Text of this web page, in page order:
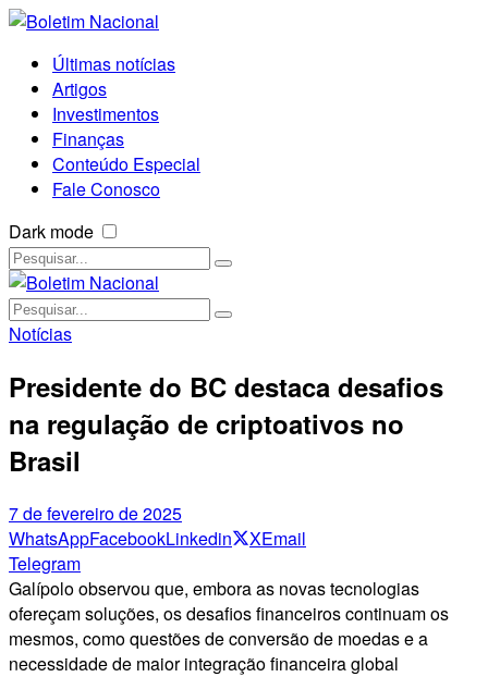
Últimas notícias
Artigos
Investimentos
Finanças
Conteúdo Especial
Fale Conosco
Dark mode
Notícias
Presidente do BC destaca desafios
na regulação de criptoativos no
Brasil
7 de fevereiro de 2025
WhatsAppFacebookLinkedin XEmail
Telegram
Galípolo observou que, embora as novas tecnologias
ofereçam soluções, os desafios financeiros continuam os
mesmos, como questões de conversão de moedas e a
necessidade de maior integração financeira global